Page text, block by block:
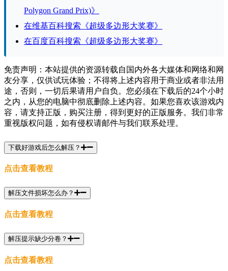
Polygon Grand Prix)》
在维基百科搜索《超级多边形大奖赛》
在百度百科搜索《超级多边形大奖赛》
免责声明：本站提供的资源转载自国内外各大媒体和网络和网
友分享，仅供试玩体验；不得将上述内容用于商业或者非法用
途，否则，一切后果请用户自负。您必须在下载后的24个小时
之内，从您的电脑中彻底删除上述内容。如果您喜欢该游戏内
容，请支持正版，购买注册，得到更好的正版服务。我们非常
重视版权问题，如有侵权请邮件与我们联系处理。
下载好游戏后怎么解压？
点击查看教程
解压文件损坏怎么办？
点击查看教程
解压提示缺少分卷？
点击查看教程